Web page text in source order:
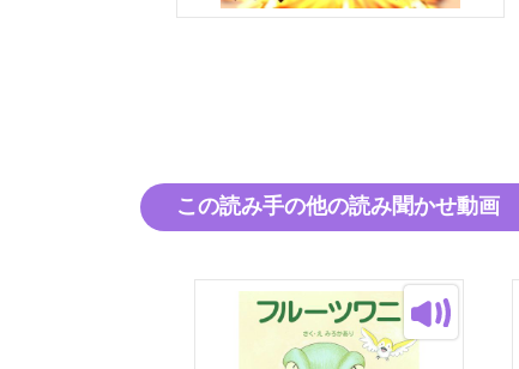
この読み手の他の読み聞かせ動画